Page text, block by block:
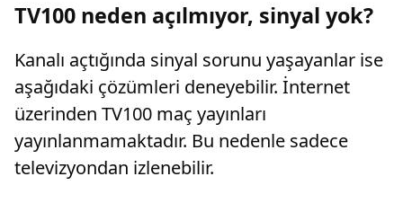
TV100 neden açılmıyor, sinyal yok?
Kanalı açtığında sinyal sorunu yaşayanlar ise
aşağıdaki çözümleri deneyebilir. İnternet
üzerinden TV100 maç yayınları
yayınlanmamaktadır. Bu nedenle sadece
televizyondan izlenebilir.